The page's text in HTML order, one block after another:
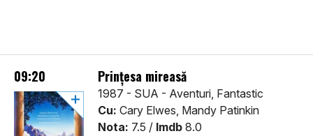
09:20 Prințesa mireasă
1987 - SUA - Aventuri, Fantastic
Cu: Cary Elwes, Mandy Patinkin
Nota: 7.5 / Imdb 8.0